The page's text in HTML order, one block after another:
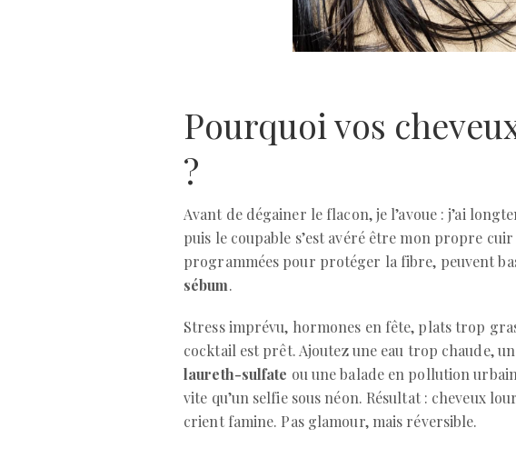
Pourquoi vos
?
Avant de dégainer le flacon, je l’avoue : j’ai
puis le coupable s’est avéré être mon propre cuir
programmées pour protéger la fibre, peuvent
sébum.
Stress imprévu, hormones en fête, plats trop
cocktail est prêt. Ajoutez une eau trop chaude,
laureth-sulfate ou une balade en pollution
vite qu’un selfie sous néon. Résultat : cheveux
crient famine. Pas glamour, mais réversible.